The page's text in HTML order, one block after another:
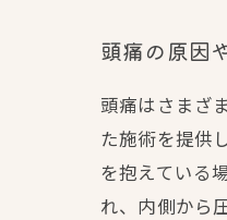
頭痛の原因
頭痛はさまざ
た施術を提供
を抱えている
れ、内側から